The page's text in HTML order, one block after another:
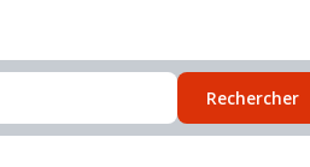
Rechercher